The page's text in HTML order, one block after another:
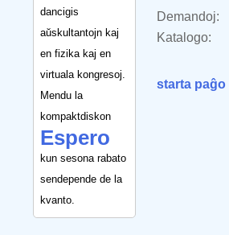
dancigis
aŭskultantojn kaj
en fizika kaj en
virtuala kongresoj.
Mendu la
kompaktdiskon
Espero
kun sesona rabato
sendepende de la
kvanto.
Demandoj:
Katalogo:
starta paĝo